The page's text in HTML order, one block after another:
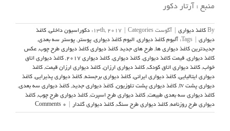
منبع : آرتار دکور
By کاغذ دیواری آگوست 13th, 2017 Categories: دکوراسیون داخلی, کاغذ
دیواری
Tags: آلبوم کاغذ دیواری, البوم کاغذ دیواری, پوستر, پوستر سه بعدی,
جدیدترین کاغذ دیواری ها, طرح های جدید کاغذ دیواری کاغذ دیواری طرح چوب, عکس
کاغذ دیواری, قیمت کاغذ دیواری, کاغذ دیواری, کاغذ دیواری 2017 , کاغذ دیواری اتاق
خواب, کاغذ دیواری اتاق کودک, کاغذ دیواری ارزان, کاغذ دیواری ارزان قیمت, کاغذ
دیواری ایتالیایی, کاغذ دیواری ایرانی, کاغذ دیواری برجسته, کاغذ دیواری پذیرایی, کاغذ
دیواری پشت tv
, کاغذ دیواری پشت تلوزیون, کاغذ دیواری جدید, کاغذ دیواری سه بعدی,
کاغذ دیواری سه بعدی طبیعت, کاغذ دیواری طرح اسپرت, کاغذ دیواری طرح چوب, کاغذ
دیواری طرح روزنامه, کاغذ دیواری طرح سنگ, کاغذ دیواری گلدار 0 Comments